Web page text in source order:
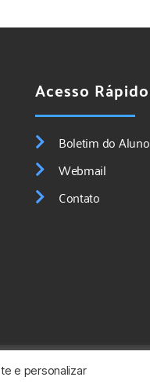
Acesso Rápido
Boletim do Aluno
Webmail
Contato
e personalizar